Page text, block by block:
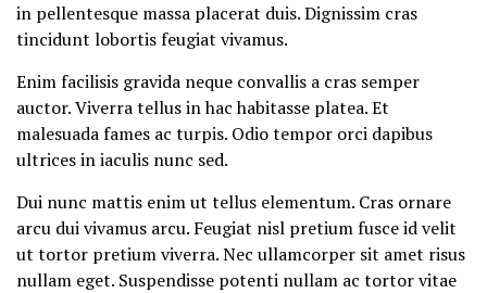
in pellentesque massa placerat duis. Dignissim cras
tincidunt lobortis feugiat vivamus.
Enim facilisis gravida neque convallis a cras semper
auctor. Viverra tellus in hac habitasse platea. Et
malesuada fames ac turpis. Odio tempor orci dapibus
ultrices in iaculis nunc sed.
Dui nunc mattis enim ut tellus elementum. Cras ornare
arcu dui vivamus arcu. Feugiat nisl pretium fusce id velit
ut tortor pretium viverra. Nec ullamcorper sit amet risus
nullam eget. Suspendisse potenti nullam ac tortor vitae